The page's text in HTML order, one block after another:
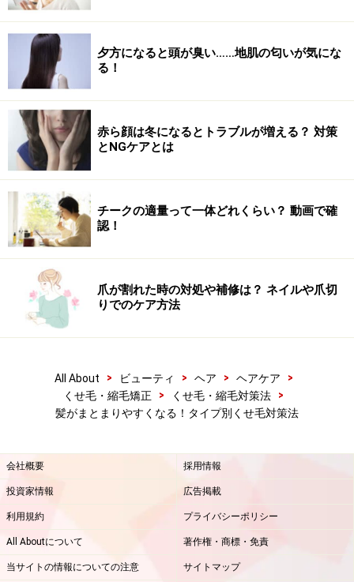
夕方になると頭が臭い……地肌の匂いが気にな
る！
赤ら顔は冬になるとトラブルが増える？ 対策
とNGケアとは
チークの適量って一体どれくらい？ 動画で確
認！
爪が割れた時の対処や補修は？ ネイルや爪切
りでのケア方法
All About > ビューティ > ヘア > ヘアケア
>
くせ毛・縮毛矯正
> くせ毛・縮毛対策法
>
髪がまとまりやすくなる！タイプ別くせ毛対策法
会社概要 採用情報
投資家情報 広告掲載
利用規約 プライバシーポリシー
All Aboutについて 著作権・商標・免責
当サイトの情報についての注意 サイトマップ